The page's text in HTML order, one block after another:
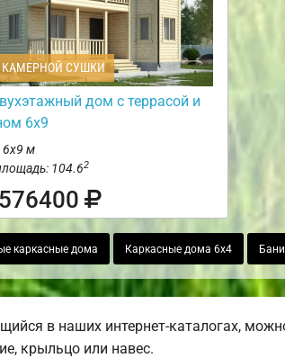
КАМЕРНОЙ СУШКИ
дом с террасой и
6х9
6х9 м
104.62
каркасные дома Каркасные дома 6х4
в наших интернет-каталогах,
крыльцо или навес.